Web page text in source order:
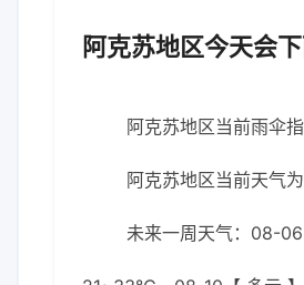
阿克苏地区今天会
阿克苏地区当前雨伞
阿克苏地区当前天气
未来一周天气：08-